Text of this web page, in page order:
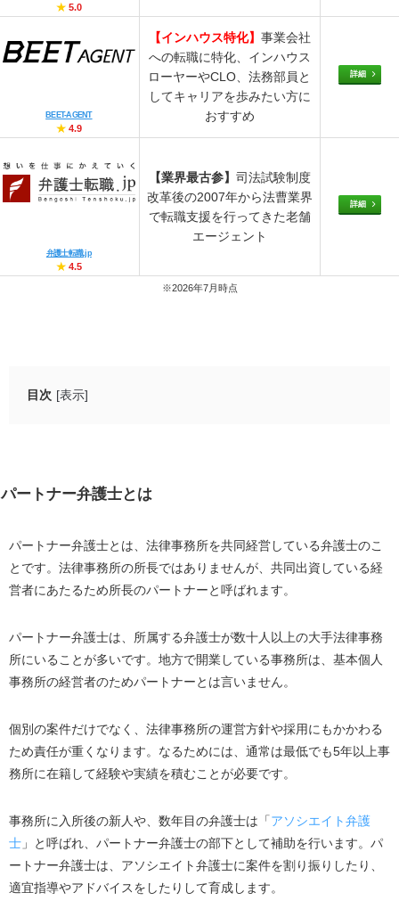
★5.0
BEET-AGENT
★4.9
【インハウス特化】 事業会社
への転職に特化、インハウス
ローヤーやCLO、法務部員と
してキャリアを歩みたい方に
おすすめ
詳細
弁護士転職.jp
★4.5
【業界最古参】 司法試験制度
改革後の2007年から法曹業界
で転職支援を行ってきた老舗
エージェント
詳細
※2026年7月時点
目次 [表示]
パートナー弁護士の年収は1,000万円から数億円
パートナー弁護士の年収に大きな差がある理由
年収が事務所の収益の影響を受けるシステムになっ
ている
パートナー弁護士 の種類5つとそれぞれの役割
シニアパートナー
ジュニアパートナー
エクイティパートナー
パートナー弁護士 の仕事内容は大きく分けると4つ
法律事務所の経営判断
パートナー弁護士とは
パートナー弁護士とは、法律事務所を共同経営している弁護士のこ
とです。法律事務所の所長ではありませんが、共同出資している経
営者にあたるため所長のパートナーと呼ばれます。
パートナー弁護士は、所属する弁護士が数十人以上の大手法律事務
所にいることが多いです。地方で開業している事務所は、基本個人
事務所の経営者のためパートナーとは言いません。
個別の案件だけでなく、法律事務所の運営方針や採用にもかかわる
ため責任が重くなります。なるためには、通常は最低でも5年以上事
務所に在籍して経験や実績を積むことが必要です。
事務所に入所後の新人や、数年目の弁護士は「アソシエイト弁護
士」と呼ばれ、パートナー弁護士の部下として補助を行います。パ
ートナー弁護士は、アソシエイト弁護士に案件を割り振りしたり、
適宜指導やアドバイスをしたりして育成します。